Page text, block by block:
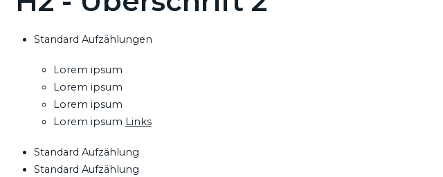
Standard Aufzählungen
Lorem ipsum
Lorem ipsum
Lorem ipsum
Lorem ipsum Links
Standard Aufzählung
Standard Aufzählung